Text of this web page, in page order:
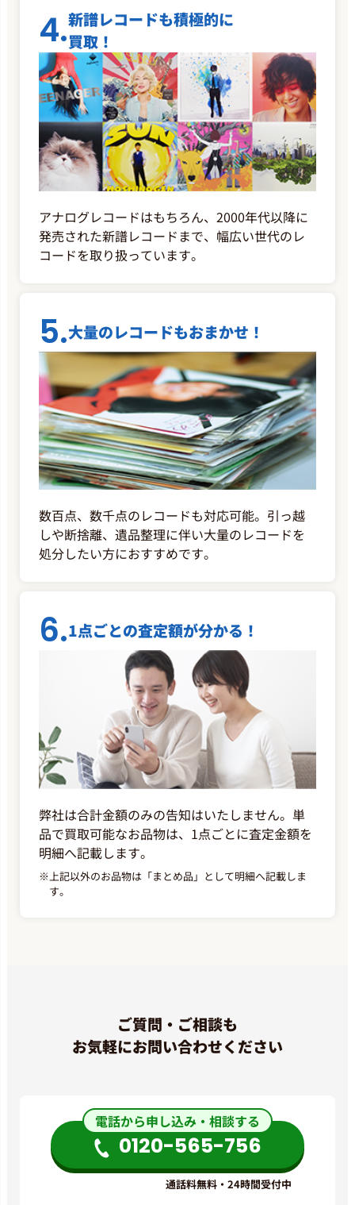
4.新譜レコードも積極的に
買取！
アナログレコードはもちろん、2000年代以降に
発売された新譜レコードまで、幅広い世代のレ
コードを取り扱っています。
5.大量のレコードもおまかせ！
数百点、数千点のレコードも対応可能。引っ越
しや断捨離、遺品整理に伴い大量のレコードを
処分したい方におすすめです。
6.1点ごとの査定額が分かる！
弊社は合計金額のみの告知はいたしません。単
品で買取可能なお品物は、1点ごとに査定金額を
明細へ記載します。
※ 上記以外のお品物は「まとめ品」として明細へ記載しま
す。
ご質問・ご相談も
お気軽にお問い合わせください
電話から申し込み・相談する
0120-565-756
通話料無料・24時間受付中